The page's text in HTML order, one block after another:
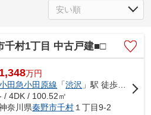
千村1丁目 中古戸建■□
1,348万円
田急小田原線 「渋沢 」駅 徒歩10分
/ 4DK / 100.52㎡
奈川県秦野市千村１丁目9-2